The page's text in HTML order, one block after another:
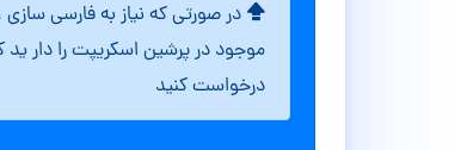
در صورتی که نیاز به فارسی
موجود در پرشین اسکریپت را دار
درخواست کنید